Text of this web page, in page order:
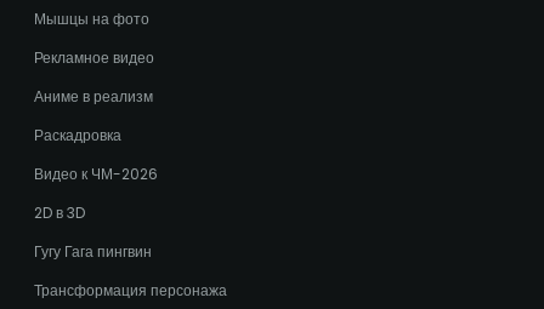
Мышцы на фото
Рекламное видео
Аниме в реализм
Раскадровка
Видео к ЧМ-2026
2D в 3D
Гугу Гага пингвин
Трансформация персонажа